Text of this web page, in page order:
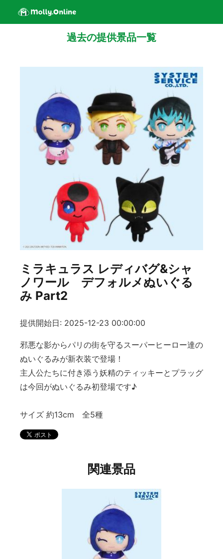
過去の提供景品一覧
ミラキュラス レディバグ&シャ
ノワール デフォルメぬいぐる
み Part2
提供開始日: 2025-12-23 00:00:00
邪悪な影からパリの街を守るスーパーヒーロー達の
ぬいぐるみが新衣装で登場！
主人公たちに付き添う妖精のティッキーとプラッグ
は今回がぬいぐるみ初登場です♪
サイズ 約13cm 全5種
関連景品